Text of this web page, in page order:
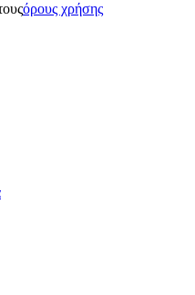
όρους χρήσης